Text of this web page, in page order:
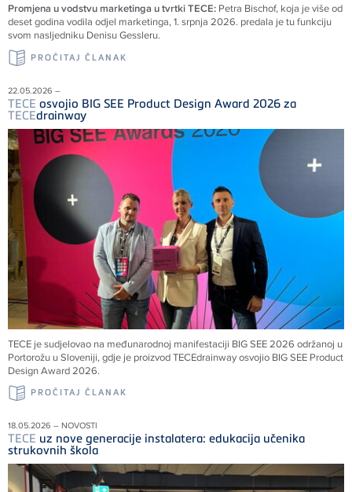
Promjena u vodstvu marketinga u tvrtki TECE: Petra Bischof, koja je više od
deset godina vodila odjel marketinga, 1. srpnja 2026. predala je tu funkciju
svom nasljedniku Denisu Gessleru.
PROČITAJ ČLANAK
22.05.2026 –
TECE osvojio BIG SEE Product Design Award 2026 za
TECEdrainway
TECE je sudjelovao na međunarodnoj manifestaciji BIG SEE 2026 održanoj u
Portorožu u Sloveniji, gdje je proizvodTECEdrainway osvojio BIG SEE Product
Design Award 2026.
PROČITAJ ČLANAK
18.05.2026 – NOVOSTI
TECE uz nove generacije instalatera: edukacija učenika
strukovnih škola